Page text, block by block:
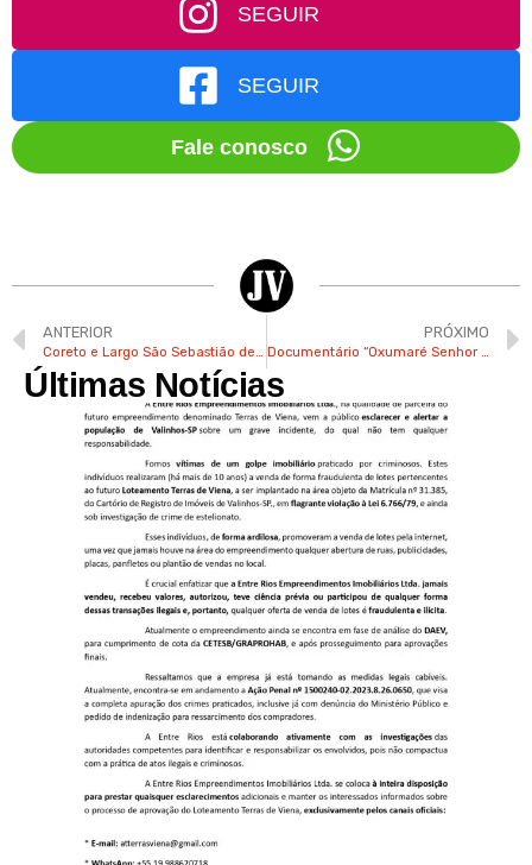
SEGUIR
SEGUIR
Fale conosco
ANTERIOR PRÓXIMO
Últimas Notícias